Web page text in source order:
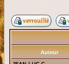
Auteur